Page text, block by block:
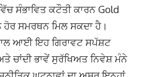
ਸੰਭਾਵਿਤ ਕਟੌਤੀ ਕਾਰਨ Gold
ਹੋਰ ਸਮਰਥਨ ਮਿਲ ਸਕਦਾ ਹੈ।
ਆਈ ਇਹ ਗਿਰਾਵਟ ਸਪੱਸ਼ਟ
ਚਾਂਦੀ ਭਾਵੇਂ ਸੁਰੱਖਿਅਤ ਨਿਵੇਸ਼ ਮੰਨੇ